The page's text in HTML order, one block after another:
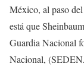
México, al paso del
está que
Guardia Nacional
Nacional,